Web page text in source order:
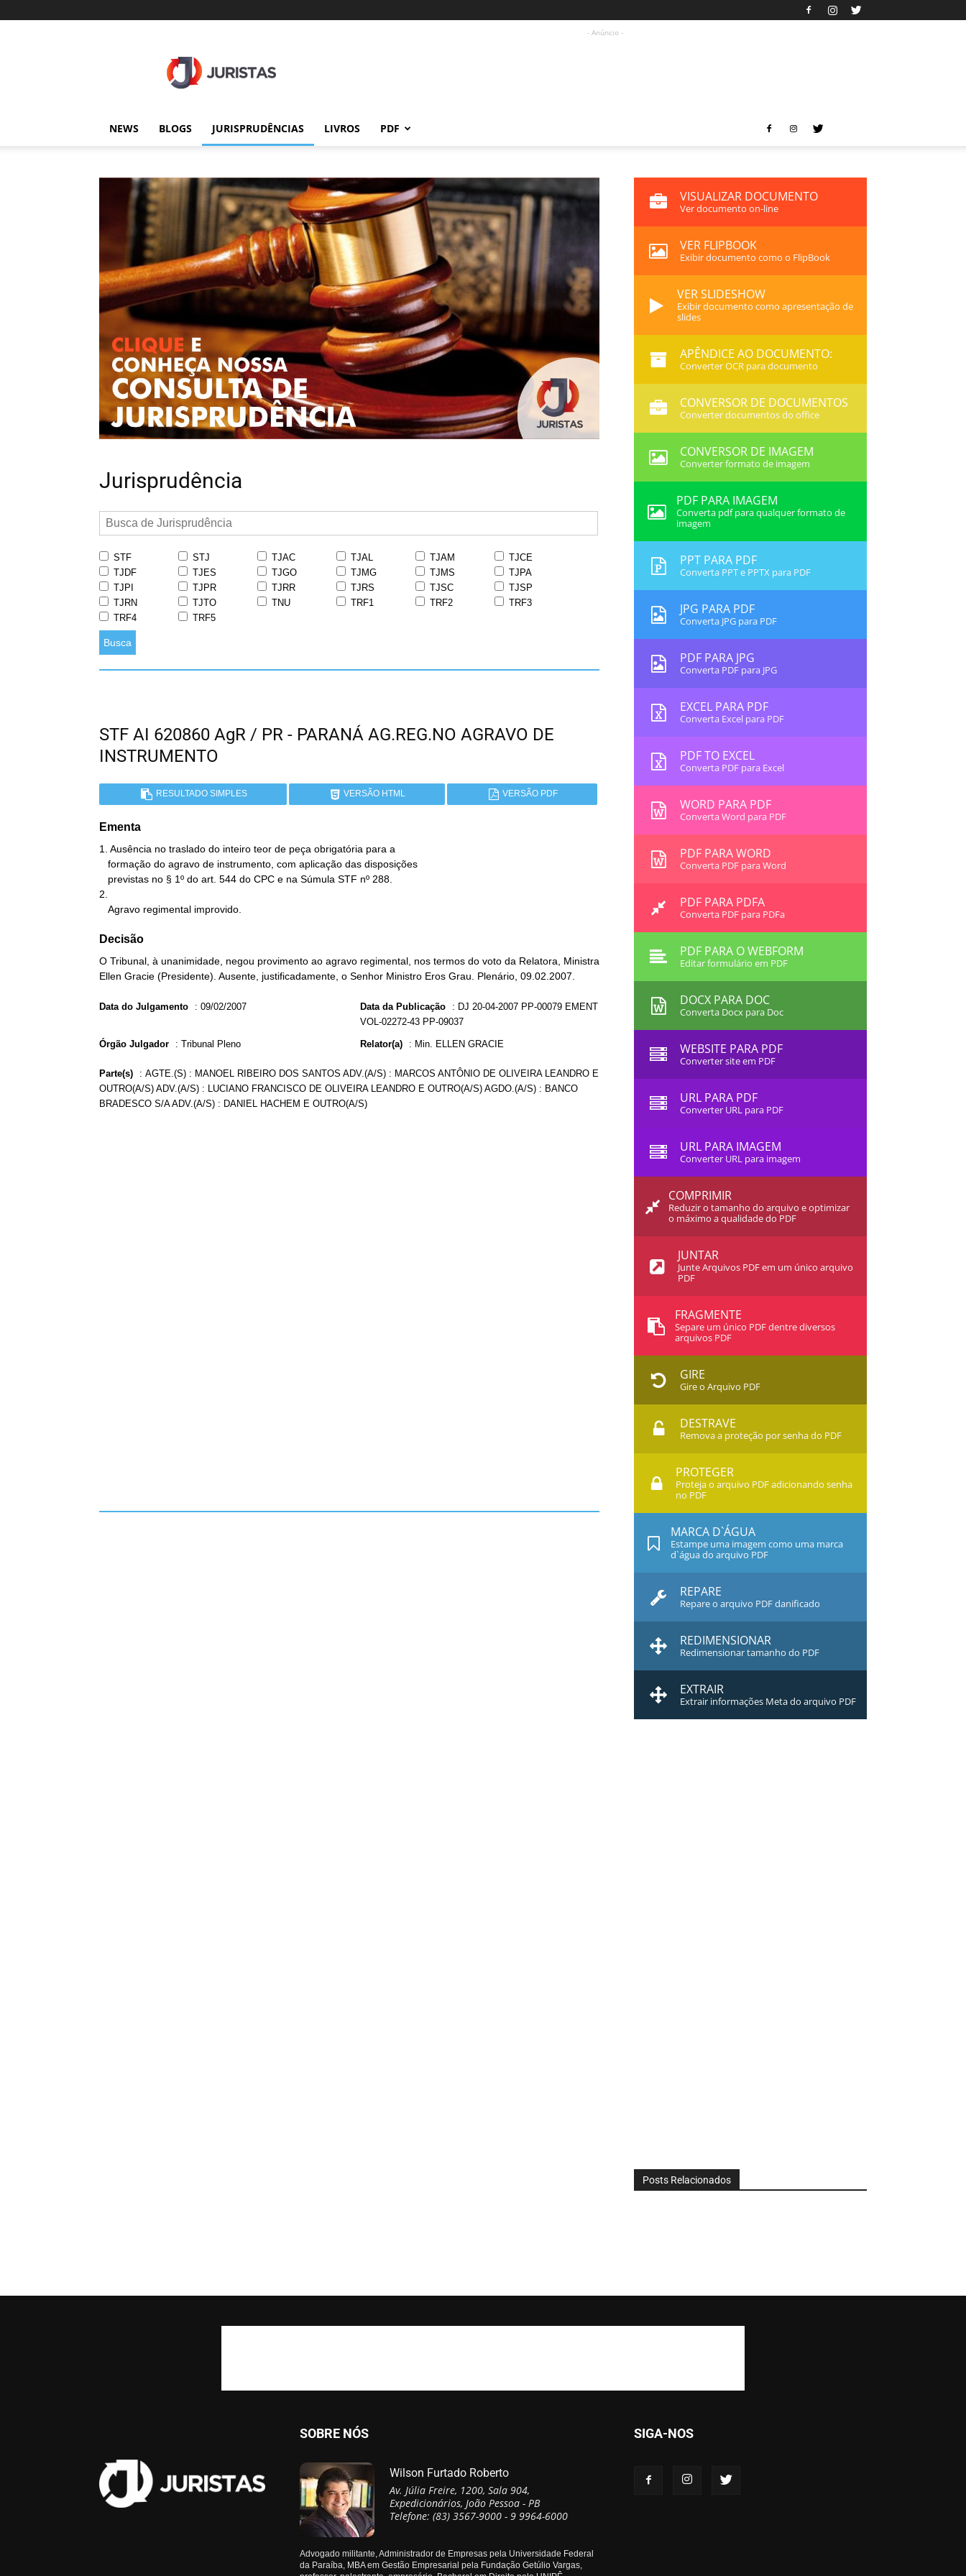
- Anúncio -
NEWS BLOGS JURISPRUDÊNCIAS LIVROS PDF
Jurisprudência
STF STJ TJAC TJAL TJAM
TJCE
TJDF
TJES TJGO TJMG TJMS
TJPA
TJPI
TJPR TJRR TJRS TJSC
TJSP
TJRN
TJTO TNU TRF1 TRF2
TRF3
TRF4
TRF5
Busca
STF AI 620860 AgR / PR - PARANÁ AG.REG.NO AGRAVO DE
INSTRUMENTO
RESULTADO SIMPLES VERSÃO HTML VERSÃO PDF
Ementa
1. Ausência no traslado do inteiro teor de peça obrigatória para a
2.
   Agravo regimental improvido.
Decisão
O Tribunal, à unanimidade, negou provimento ao agravo regimental, nos termos do voto da Relatora, Ministra
Ellen Gracie (Presidente). Ausente, justificadamente, o Senhor Ministro Eros Grau. Plenário, 09.02.2007.
Data do Julgamento : 09/02/2007 Data da Publicação : DJ 20-04-2007 PP-00079 EMENT
VOL-02272-43 PP-09037
Órgão Julgador : Tribunal Pleno Relator(a) : Min. ELLEN GRACIE
Parte(s) : AGTE.(S) : MANOEL RIBEIRO DOS SANTOS ADV.(A/S) : MARCOS ANTÔNIO DE OLIVEIRA LEANDRO E
OUTRO(A/S) ADV.(A/S) : LUCIANO FRANCISCO DE OLIVEIRA LEANDRO E OUTRO(A/S) AGDO.(A/S) : BANCO
BRADESCO S/A ADV.(A/S) : DANIEL HACHEM E OUTRO(A/S)
VISUALIZAR DOCUMENTO
Ver documento on-line
VER FLIPBOOK
Exibir documento como o FlipBook
VER SLIDESHOW
Exibir documento como apresentação de
slides
APÊNDICE AO DOCUMENTO:
Converter OCR para documento
CONVERSOR DE DOCUMENTOS
Converter documentos do office
CONVERSOR DE IMAGEM
Converter formato de imagem
PDF PARA IMAGEM
Converta pdf para qualquer formato de
imagem
PPT PARA PDF
Converta PPT e PPTX para PDF
JPG PARA PDF
Converta JPG para PDF
PDF PARA JPG
Converta PDF para JPG
EXCEL PARA PDF
Converta Excel para PDF
PDF TO EXCEL
Converta PDF para Excel
WORD PARA PDF
Converta Word para PDF
PDF PARA WORD
Converta PDF para Word
PDF PARA PDFA
Converta PDF para PDFa
PDF PARA O WEBFORM
Editar formulário em PDF
DOCX PARA DOC
Converta Docx para Doc
WEBSITE PARA PDF
Converter site em PDF
URL PARA PDF
Converter URL para PDF
URL PARA IMAGEM
Converter URL para imagem
COMPRIMIR
Reduzir o tamanho do arquivo e optimizar
o máximo a qualidade do PDF
JUNTAR
Junte Arquivos PDF em um único arquivo
PDF
FRAGMENTE
Separe um único PDF dentre diversos
arquivos PDF
GIRE
Gire o Arquivo PDF
DESTRAVE
Remova a proteção por senha do PDF
PROTEGER
Proteja o arquivo PDF adicionando senha
no PDF
MARCA D`ÁGUA
Estampe uma imagem como uma marca
d`água do arquivo PDF
REPARE
Repare o arquivo PDF danificado
REDIMENSIONAR
Redimensionar tamanho do PDF
EXTRAIR
Extrair informações Meta do arquivo PDF
Posts Relacionados
SOBRE NÓS
Wilson Furtado Roberto
Av. Júlia Freire, 1200, Sala 904,
Expedicionários, João Pessoa - PB
Telefone: (83) 3567-9000 - 9 9964-6000
Advogado militante, Administrador de Empresas pela Universidade Federal
da Paraíba, MBA em Gestão Empresarial pela Fundação Getúlio Vargas,
SIGA-NOS